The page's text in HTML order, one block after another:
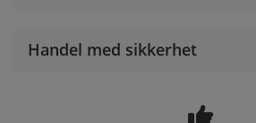
Handel med sikkerhet